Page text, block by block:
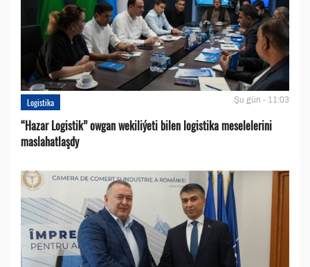
Logistika Şu gün - 11:03
“Hazar Logistik” owgan wekiliýeti bilen logistika meselelerini
maslahatlaşdy